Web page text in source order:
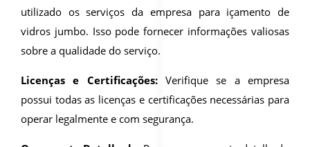
utilizado os serviços da empresa para içamento de
vidros jumbo. Isso pode fornecer informações valiosas
sobre a qualidade do serviço.
Licenças e Certificações:Verifique se a empresa
possui todas as licenças e certificações necessárias para
operar legalmente e com segurança.